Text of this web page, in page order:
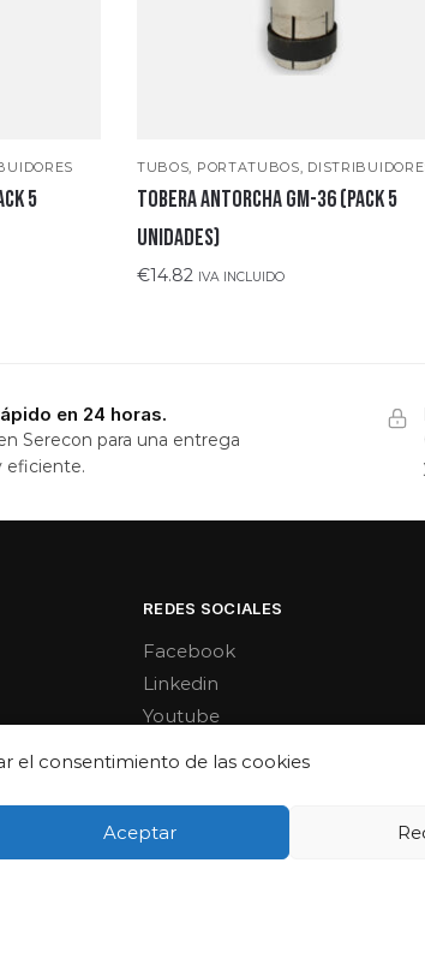
el consentimiento de las cookies
Aceptar
5
TUBOS, PORTATUBOS,
TOBERA ANTORCHA GM-36 (Pack 5
unidades)
€14.82 IVA INCLUIDO
en 24 horas.
Serecon para una entrega
eficiente.
REDES SOCIALES
Facebook
Linkedin
Youtube